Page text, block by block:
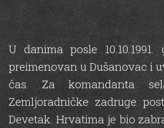
U danima posle
preimenovan u Dušanovac i
čas. Za komandanta
Zemljoradničke zadruge
Devetak. Hrvatima je bio